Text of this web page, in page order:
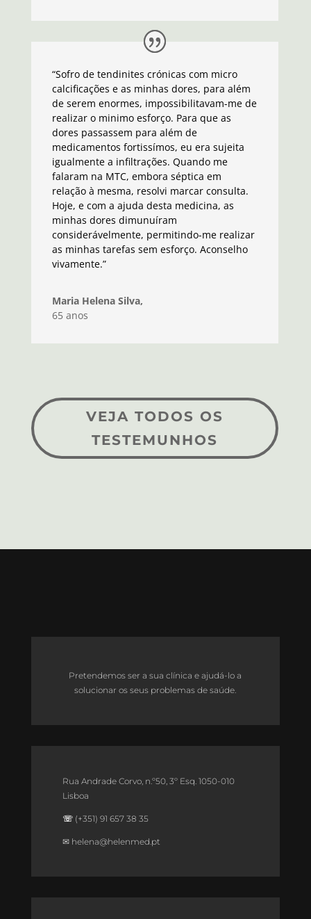
“Sofro de tendinites crónicas com micro
calcificações e as minhas dores, para além
de serem enormes, impossibilitavam-me de
realizar o minimo esforço. Para que as
dores passassem para além de
medicamentos fortissímos, eu era sujeita
igualmente a infiltrações. Quando me
falaram na MTC, embora séptica em
relação à mesma, resolvi marcar consulta.
Hoje, e com a ajuda desta medicina, as
minhas dores dimunuíram
considerávelmente, permitindo-me realizar
as minhas tarefas sem esforço. Aconselho
vivamente.”
Maria Helena Silva,
65 anos
VEJA TODOS OS
TESTEMUNHOS
Pretendemos ser a sua clínica e ajudá-lo a
solucionar os seus problemas de saúde.
Rua Andrade Corvo, n.º50, 3º Esq. 1050-010
Lisboa
☏ (+351) 91 657 38 35
✉ helena@helenmed.pt